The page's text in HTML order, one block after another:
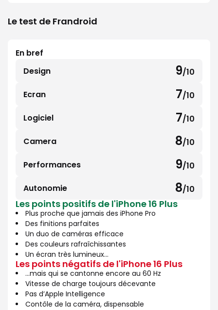
Le test de Frandroid
En bref
Design
9/10
9
sur
Ecran 7/10
7
sur
Logiciel 7/10
7
sur
Camera 8/10
8
sur
Performances 9/10
9
sur
Autonomie 8/10
8
sur
10
Les points positifs de l'iPhone 16 Plus
Plus proche que jamais des iPhone Pro
Des finitions parfaites
Un duo de caméras efficace
Des couleurs rafraîchissantes
Un écran très lumineux...
Les points négatifs de l'iPhone 16 Plus
…mais qui se cantonne encore au 60 Hz
Vitesse de charge toujours décevante
Pas d’Apple Intelligence
Contôle de la caméra, dispensable